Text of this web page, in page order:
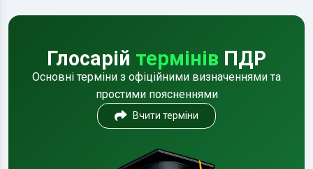
Глосарій термінів ПДР
Основні терміни з офіційними визначеннями та
простими поясненнями
Вчити терміни